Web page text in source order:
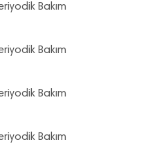
Bakım
Bakım
Bakım
Bakım